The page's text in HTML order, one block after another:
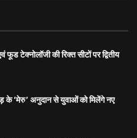
टेक्नोलॉजी की रिक्त सीटों पर द्वितीय
के ‘मेरु’ अनुदान से युवाओं को मिलेंगे नए